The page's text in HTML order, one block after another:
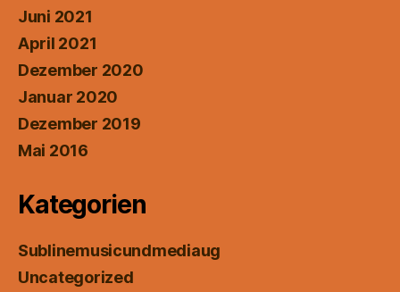
Juni 2021
April 2021
Dezember 2020
Januar 2020
Dezember 2019
Mai 2016
Kategorien
Sublinemusicundmediaug
Uncategorized